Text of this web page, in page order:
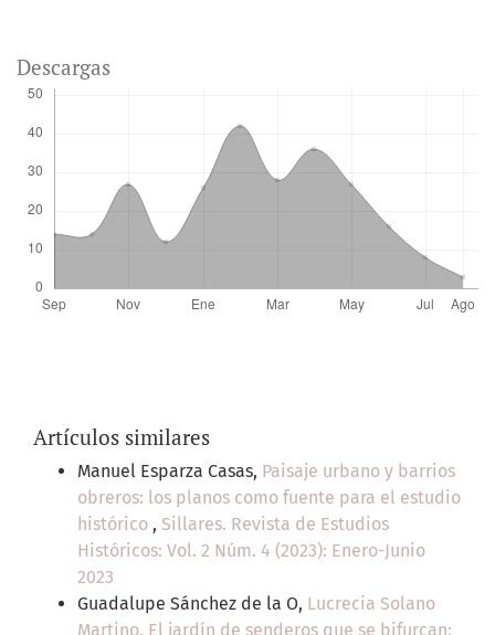
Descargas
Artículos similares
Manuel Esparza Casas, Paisaje urbano y barrios
obreros: los planos como fuente para el estudio
histórico , Sillares. Revista de Estudios
Históricos: Vol. 2 Núm. 4 (2023): Enero-Junio
2023
Guadalupe Sánchez de la O, Lucrecia Solano
Martino. El jardín de senderos que se bifurcan: